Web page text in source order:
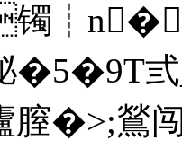
弎
膣�>;鶑